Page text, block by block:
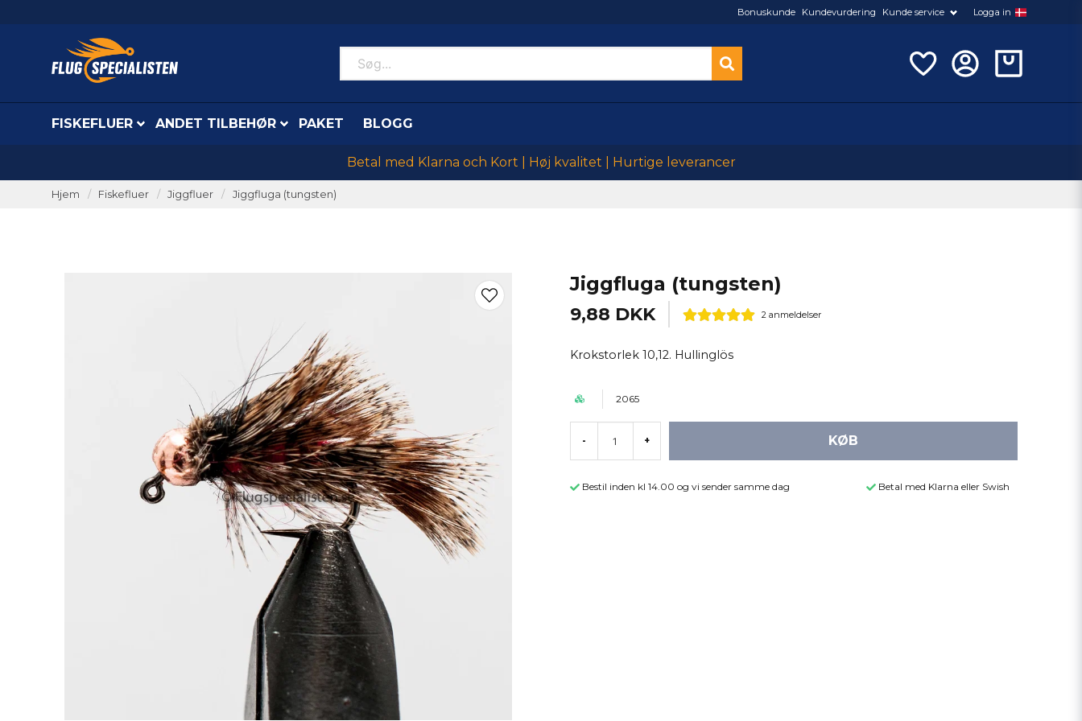
Bonuskunde Kundevurdering Kunde service Logga in
FISKEFLUER ANDET TILBEHØR PAKET BLOGG
Betal med Klarna och Kort | Høj kvalitet | Hurtige leverancer
Hjem Fiskefluer Jiggfluer Jiggfluga (tungsten)
Jiggfluga (tungsten)
9,88 DKK 2 anmeldelser
Krokstorlek 10,12. Hullinglös
2065
- + KØB
Bestil inden kl 14.00 og vi sender samme dag Betal med Klarna eller Swish